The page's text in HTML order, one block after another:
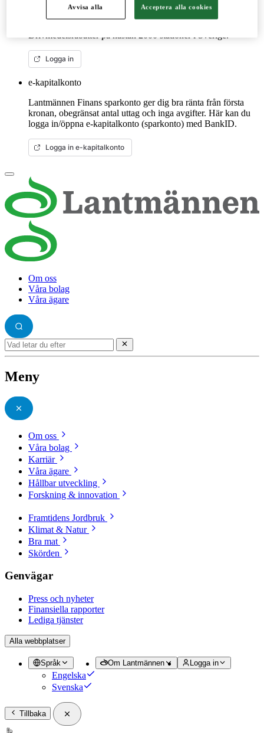
Lantmännenkortet är för dig som är verksam inom de gröna
Drivmedelsrabatter på nästan 2000 stationer i Sverige.
Logga in
e-kapitalkonto
Lantmännen Finans sparkonto ger dig bra ränta från första
kronan, obegränsat antal uttag och inga avgifter. Här kan du
logga in/öppna e-kapitalkonto (sparkonto) med BankID.
Logga in e-kapitalkonto
Om oss
Våra bolag
Våra ägare
Meny
Om oss
Våra bolag
Karriär
Våra ägare
Hållbar utveckling
Forskning & innovation
Framtidens Jordbruk
Klimat & Natur
Bra mat
Skörden
Genvägar
Press och nyheter
Finansiella rapporter
Lediga tjänster
Alla webbplatser
Språk
Engelska
Svenska
Om Lantmännen Logga in
Tillbaka
Avvisa alla Acceptera alla cookies